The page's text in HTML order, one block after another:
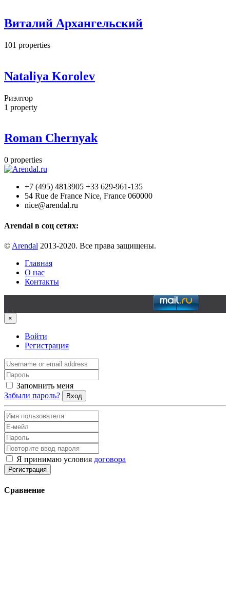
Виталий Архангельский
101 properties
Nataliya Korolev
Риэлтор
1 property
Roman Chernyak
0 properties
+7 (495) 4813905 +33 629-961-135
54 Rue de France Nice, France 060000
nice@arendal.ru
Arendal в соц сетях:
© Arendal 2013-2020. Все права защищены.
Главная
О нас
Контакты
×
Войти
Регистрация
Запомнить меня
Забыли пароль?
Вход
Я принимаю условия договора
Регистрация
Сравнение